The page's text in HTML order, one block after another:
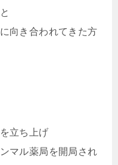
向き合われてきた方
立ち上げ
マル薬局を開局され